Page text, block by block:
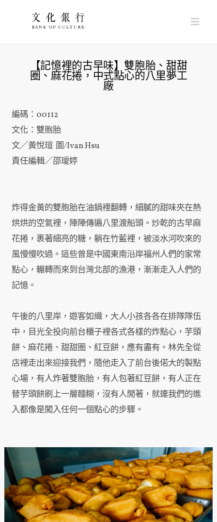
【記憶裡的古早味】雙胞胎、甜甜
圈、麻花捲，中式點心的八里夢工
廠
編碼：00112
文化：雙胞胎
文／黃悅瑄 圖/Ivan Hsu
責任編輯／邵璦婷
炸得金黃的雙胞胎在油鍋裡翻轉，細膩的甜味夾在熱
烘烘的空氣裡，陣陣傳遍八里渡船頭。炒乾的古早麻
花捲，裹著細亮的糖，躺在竹藍裡，被淡水河吹來的
風慢慢吹過。這些曾是中國東南沿岸福州人們的家常
點心，輾轉而來到台灣北部的漁港，漸漸走入人們的
記憶。
午後的八里岸，遊客如織，大人小孩各各在排隊隊伍
中，目光全投向前台櫃子裡各式各樣的炸點心，芋頭
餅、麻花捲、甜甜圈、紅豆餅，應有盡有。林先全從
店裡走出來迎接我們，隨他走入了前台後偌大的製點
心場，有人炸著雙胞胎，有人包著紅豆餅，有人正在
替芋頭餅刷上一層麵糊，沒有人閒著，就連我們的進
入都像是闖入任何一個點心的步驟。